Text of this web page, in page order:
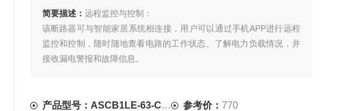
简要描述： 远程监控与控制：
该断路器可与智能家居系统相连接，用户可以通过手机APP进行远程
监控和控制，随时随地查看电路的工作状态、了解电力负载情况，并
接收漏电警报和故障信息。
动作时间，以适应不同电器设备的使用。
产品型号：ASCB1LE-63-C63-4P 参考价： 770